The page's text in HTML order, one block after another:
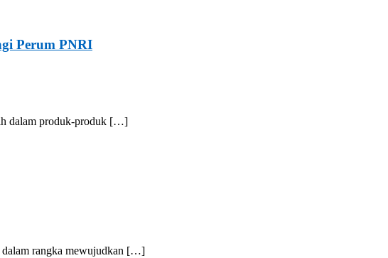
Perum PNRI
dalam produk-produk […]
dalam rangka mewujudkan […]